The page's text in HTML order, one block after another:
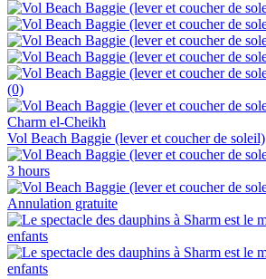
(0)
Charm el-Cheikh
Vol Beach Baggie (lever et coucher de soleil)
3 hours
Annulation gratuite